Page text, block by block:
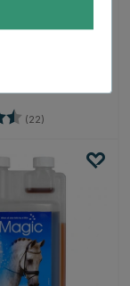
g
(22)